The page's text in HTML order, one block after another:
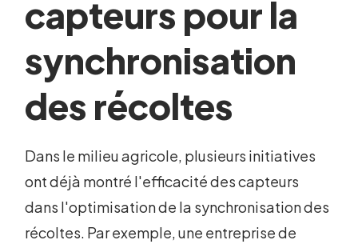
capteurs pour la
synchronisation
des récoltes
Dans le milieu agricole, plusieurs initiatives
ont déjà montré l'efficacité des capteurs
dans l'optimisation de la synchronisation des
récoltes. Par exemple, une entreprise de